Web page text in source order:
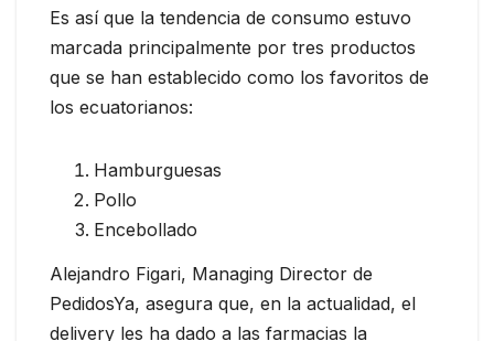
Es así que la tendencia de consumo estuvo
marcada principalmente por tres productos
que se han establecido como los favoritos de
los ecuatorianos:
Hamburguesas
Pollo
Encebollado
Alejandro Figari, Managing Director de
PedidosYa, asegura que, en la actualidad, el
delivery les ha dado a las farmacias la